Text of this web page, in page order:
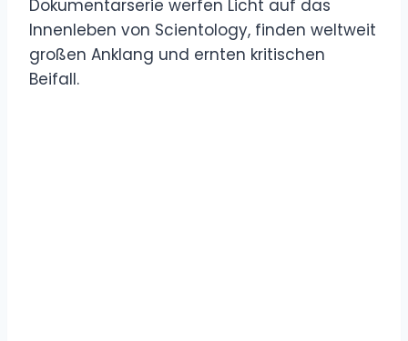
Dokumentarserie werfen Licht auf das
Innenleben von Scientology, finden weltweit
großen Anklang und ernten kritischen
Beifall.